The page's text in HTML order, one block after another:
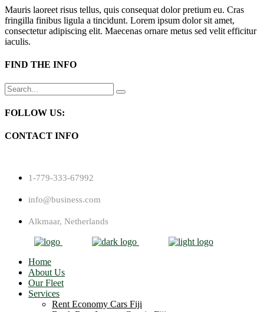
Mauris laoreet risus tellus, quis consequat dolor pretium eu. Cras
fringilla finibus ligula a tincidunt. Lorem ipsum dolor sit amet,
consectetur adipiscing elit. Maecenas ornare metus sed velit efficitur
iaculis.
FIND THE INFO
Search
for:
FOLLOW US:
CONTACT INFO
1-779-333-67992
info@business.com
Alkmaar, Netherlands
Home
About Us
Our Fleet
Services
Rent Economy Cars Fiji